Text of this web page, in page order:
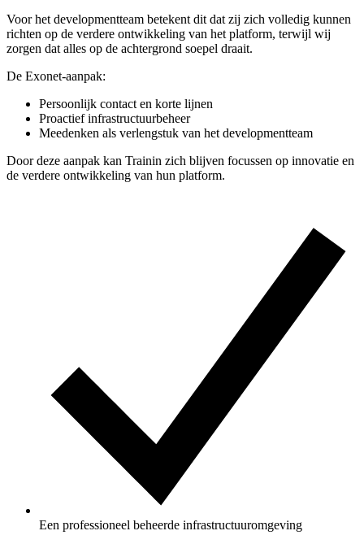
Voor het developmentteam betekent dit dat zij zich volledig kunnen
richten op de verdere ontwikkeling van het platform, terwijl wij
zorgen dat alles op de achtergrond soepel draait.
De Exonet-aanpak:
Persoonlijk contact en korte lijnen
Proactief infrastructuurbeheer
Meedenken als verlengstuk van het developmentteam
Door deze aanpak kan Trainin zich blijven focussen op innovatie en
de verdere ontwikkeling van hun platform.
Een professioneel beheerde infrastructuuromgeving